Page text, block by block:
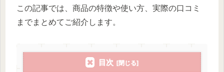
この記事では、商品の特徴や使い方、実際の口コミ
までまとめてご紹介します。
目次